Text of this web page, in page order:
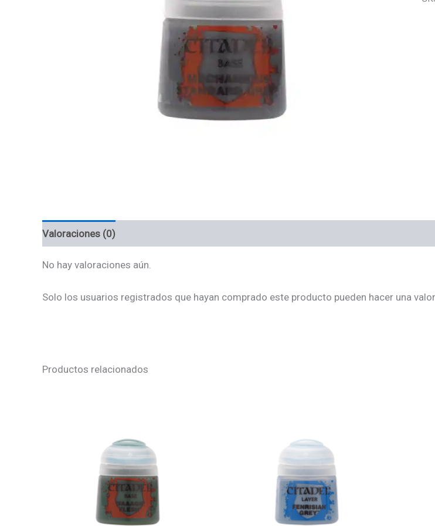
Valoraciones (0)
No hay valoraciones aún.
Solo los usuarios registrados que hayan comprado este producto pueden hacer una
Productos relacionados